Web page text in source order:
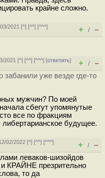
крайне сложно.
2021 [^] [^^] [^^^]
+ / –
2021 [^] [^^] [^^^] [ответить]
+ / –
забанили уже везде где-то
мужчин? По моей
сбегут упомянутые
все по фракциям
либертарианское будущее.
02/2022 [^] [^^] [^^^]
+ / –
леваков-шизойдов
и КРАЙНЕ презрительно
то да